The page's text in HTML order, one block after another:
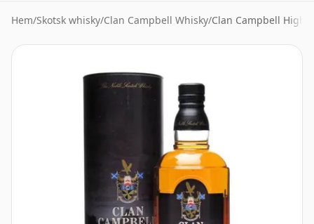
Hem/Skotsk whisky/Clan Campbell Whisky/Clan Campbell